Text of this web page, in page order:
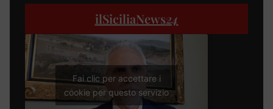
ilSiciliaNews24
Fai clic per accettare i
cookie per questo servizio